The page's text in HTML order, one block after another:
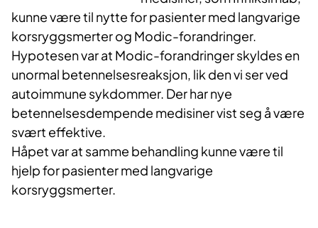
kunne være til nytte for pasienter med langvarige
korsryggsmerter og Modic-forandringer.
Hypotesen var at Modic-forandringer skyldes en
unormal betennelsesreaksjon, lik den vi ser ved
autoimmune sykdommer. Der har nye
betennelsesdempende medisiner vist seg å være
svært effektive.
Håpet var at samme behandling kunne være til
hjelp for pasienter med langvarige
korsryggsmerter.